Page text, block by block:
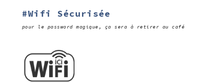
#Wifi Sécurisée
pour le password magique, ça sera à retirer au café